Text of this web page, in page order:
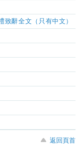
辭全文（只有中文）
返回頁首